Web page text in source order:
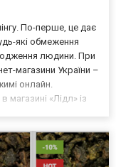
По-перше, це дає
які обмеження
людини. При
магазини України –
онлайн.
«Лідл» із